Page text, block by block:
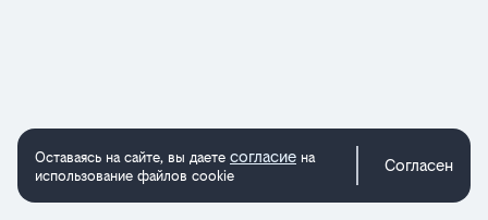
Оставаясь на сайте, вы даете согласие на
использование файлов cookie
Согласен